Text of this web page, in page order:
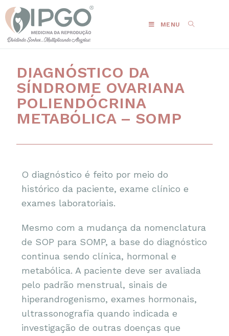
MENU
DIAGNÓSTICO DA
SÍNDROME OVARIANA
POLIENDÓCRINA
METABÓLICA – SOMP
O diagnóstico é feito por meio do
histórico da paciente, exame clínico e
exames laboratoriais.
Mesmo com a mudança da nomenclatura
de SOP para SOMP, a base do diagnóstico
continua sendo clínica, hormonal e
metabólica. A paciente deve ser avaliada
pelo padrão menstrual, sinais de
hiperandrogenismo, exames hormonais,
ultrassonografia quando indicada e
investigação de outras doenças que